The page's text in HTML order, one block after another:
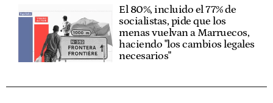
El 80%, incluido el 77% de
socialistas, pide que los
menas vuelvan a Marruecos,
haciendo "los cambios legales
necesarios"